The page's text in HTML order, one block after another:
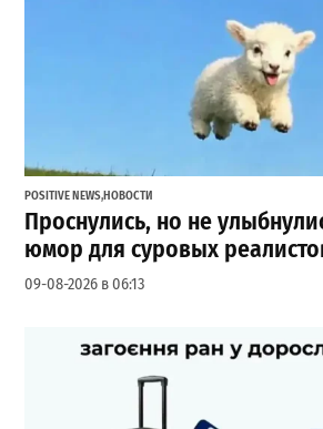
POSITIVE NEWS,НОВОСТИ
Проснулись, но не
юмор для суровых
09-08-2026 в 06:13